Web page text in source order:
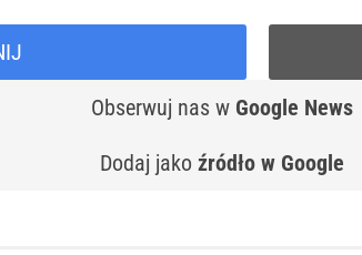
Obserwuj nas w Google News
Dodaj jako źródło w Google